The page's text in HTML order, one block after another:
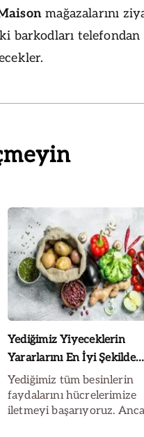
mağazalarını
barkodları
Yediğimiz Yiyeceklerin
Yararlarını En İyi Şekilde
Almanın Yolları
Yediğimiz tüm besinlerin
faydalarını hücrelerimize
iletmeyi başarıyoruz.